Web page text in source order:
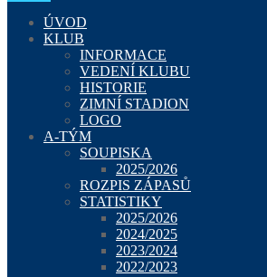
ÚVOD
KLUB
INFORMACE
VEDENÍ KLUBU
HISTORIE
ZIMNÍ STADION
LOGO
A-TÝM
SOUPISKA
2025/2026
ROZPIS ZÁPASŮ
STATISTIKY
2025/2026
2024/2025
2023/2024
2022/2023